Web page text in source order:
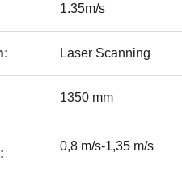
1.35m/s
Laser Scanning
1350 mm
0,8 m/s-1,35 m/s